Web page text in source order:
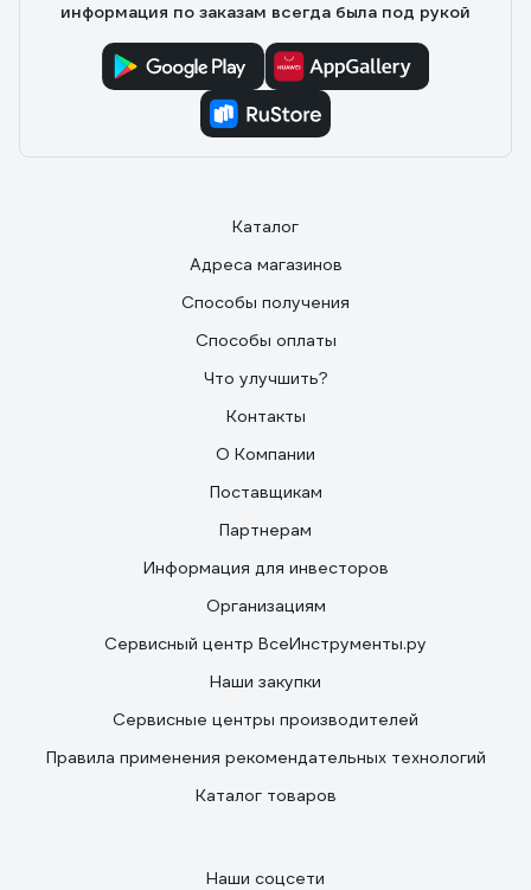
информация по заказам всегда была под рукой
Каталог
Адреса магазинов
Способы получения
Способы оплаты
Что улучшить?
Контакты
О Компании
Поставщикам
Партнерам
Информация для инвесторов
Организациям
Сервисный центр ВсеИнструменты.ру
Наши закупки
Сервисные центры производителей
Правила применения рекомендательных технологий
Каталог товаров
Наши соцсети